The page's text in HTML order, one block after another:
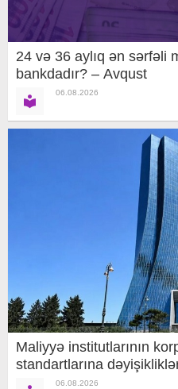
24 və 36 aylıq ən sərfəli
bankdadır? – Avqust
06.08.2026
Maliyyə institutlarının
standartlarına
06.08.2026